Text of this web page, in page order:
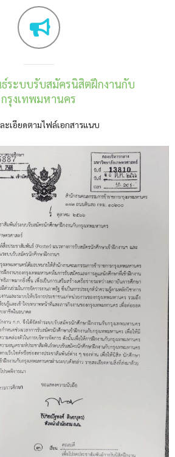
ระบบรับสมัครนิสิตฝึกงานกับ
กรุงเทพมหานคร
ะเอียดตามไฟล์เอกสารแนบ